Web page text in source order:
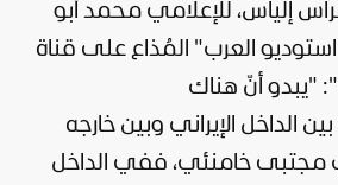
فراس إلياس، للإعلامي محمد أبو
استوديو العرب" المُذاع على قناة
": "يبدو أنّ هناك
الداخل الإيراني وبين خارجه
خامنئي، ففي الداخل